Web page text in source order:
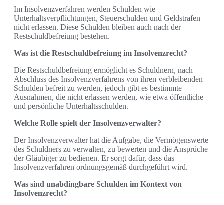
Im Insolvenzverfahren werden Schulden wie
Unterhaltsverpflichtungen, Steuerschulden und Geldstrafen
nicht erlassen. Diese Schulden bleiben auch nach der
Restschuldbefreiung bestehen.
Was ist die Restschuldbefreiung im Insolvenzrecht?
Die Restschuldbefreiung ermöglicht es Schuldnern, nach
Abschluss des Insolvenzverfahrens von ihren verbleibenden
Schulden befreit zu werden, jedoch gibt es bestimmte
Ausnahmen, die nicht erlassen werden, wie etwa öffentliche
und persönliche Unterhaltsschulden.
Welche Rolle spielt der Insolvenzverwalter?
Der Insolvenzverwalter hat die Aufgabe, die Vermögenswerte
des Schuldners zu verwalten, zu bewerten und die Ansprüche
der Gläubiger zu bedienen. Er sorgt dafür, dass das
Insolvenzverfahren ordnungsgemäß durchgeführt wird.
Was sind unabdingbare Schulden im Kontext von
Insolvenzrecht?